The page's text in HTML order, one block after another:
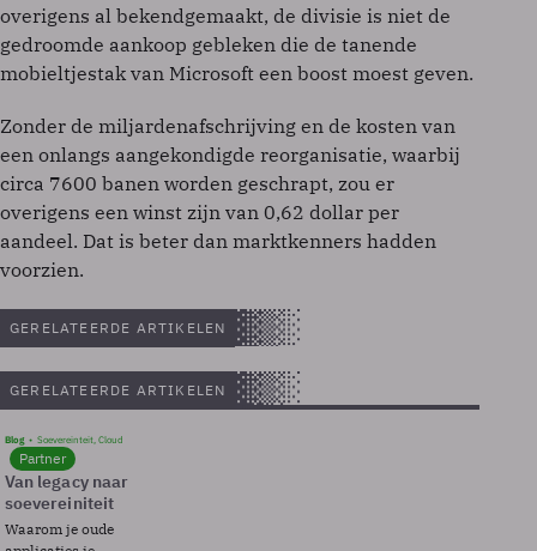
overigens al bekendgemaakt, de divisie is niet de
gedroomde aankoop gebleken die de tanende
mobieltjestak van Microsoft een boost moest geven.
Zonder de miljardenafschrijving en de kosten van
een onlangs aangekondigde reorganisatie, waarbij
circa 7600 banen worden geschrapt, zou er
overigens een winst zijn van 0,62 dollar per
aandeel. Dat is beter dan marktkenners hadden
voorzien.
GERELATEERDE ARTIKELEN
GERELATEERDE ARTIKELEN
Blog Soevereinteit, Cloud
Partner
Van legacy naar
soevereiniteit
Waarom je oude